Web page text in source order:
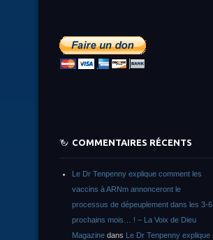
COMMENTAIRES RÉCENTS
Le Dr Tenpenny explique comment les
vaccins à ARNm annonceront le
processus de dépeuplement dans les 3-6
prochains mois… ! – La Voix de Dieu
Magazine dans Le Dr Tenpenny explique